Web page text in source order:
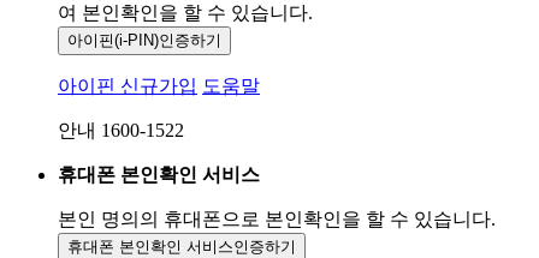
여 본인확인을 할 수 있습니다.
아이핀(i-PIN)인증하기
아이핀 신규가입 도움말
안내 1600-1522
휴대폰 본인확인 서비스
본인 명의의 휴대폰으로 본인확인을 할 수 있습니다.
휴대폰 본인확인 서비스인증하기